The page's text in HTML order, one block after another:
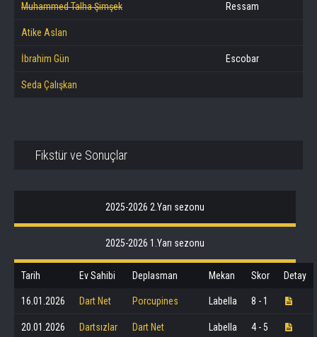
Muhammed Talha Şimşek Ressam
Atike Aslan
İbrahim Gün Escobar
Seda Çalışkan
Fikstür ve Sonuçlar
2025-2026 2.Yarı sezonu
2025-2026 1.Yarı sezonu
Tarih Ev Sahibi Deplasman Mekan Skor Detay
16.01.2026 Dart Net Porcupines Labella 8 - 1
20.01.2026 Dartsızlar Dart Net Labella 4 - 5